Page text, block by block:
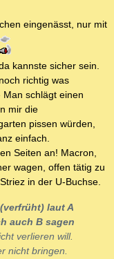
eingenässt, nur mit
kannste sicher sein.
richtig was
schlägt einen
mir die
pissen würden,
einfach.
Seiten an! Macron,
wagen, offen tätig zu
in der U-Buchse.
laut A
auch B sagen
verlieren will.
nicht bringen.